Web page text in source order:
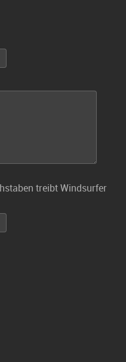
treibt Windsurfer